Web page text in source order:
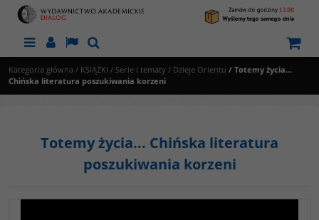
MenuPanelLangSzukaj
Kategoria główna / KSIĄŻKI / Serie i tematy / Dzieje Orientu / Totemy życia...
Chińska literatura poszukiwania korzeni
Totemy życia... Chińska literatura
poszukiwania korzeni